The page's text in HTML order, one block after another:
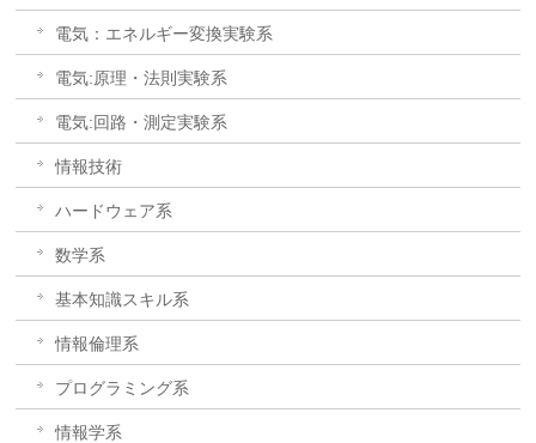
電気：エネルギー変換実験系
電気:原理・法則実験系
電気:回路・測定実験系
情報技術
ハードウェア系
数学系
基本知識スキル系
情報倫理系
プログラミング系
情報学系